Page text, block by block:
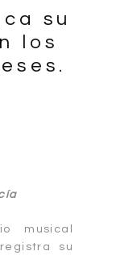
su
los
musical
su